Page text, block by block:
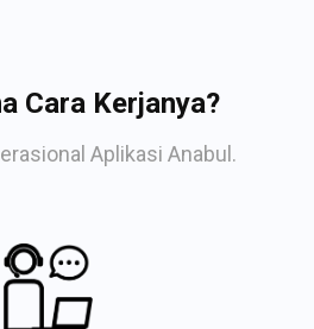
Cara Kerjanya?
Aplikasi Anabul.